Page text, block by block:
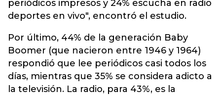
periódicos impresos y 24% escucha en radio
deportes en vivo", encontró el estudio.
Por último, 44% de la generación Baby
Boomer (que nacieron entre 1946 y 1964)
respondió que lee periódicos casi todos los
días, mientras que 35% se considera adicto a
la televisión. La radio, para 43%, es la